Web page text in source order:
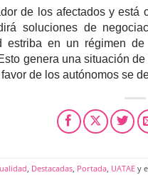
de los afectados y
soluciones de
estriba en un régimen
genera una situación
de los autónomos se
Destacadas Portada UATAE y